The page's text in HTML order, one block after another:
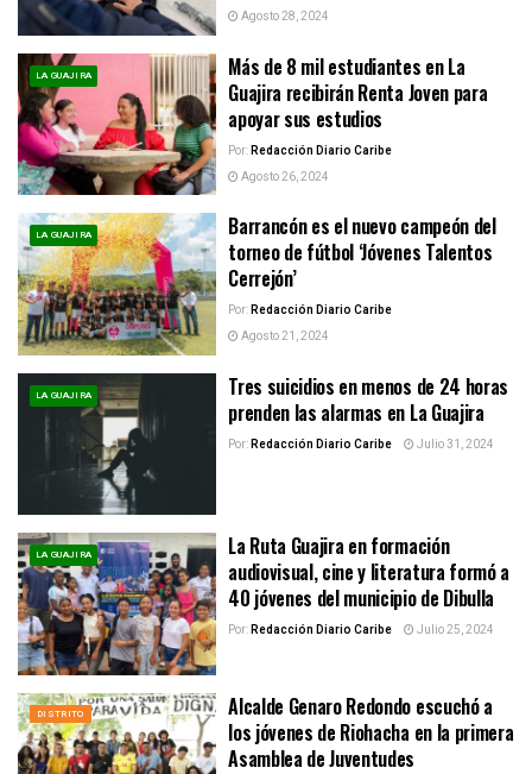
Agosto 28, 2024
LA GUAJIRA
Más de 8 mil estudiantes en La
Guajira recibirán Renta Joven para
apoyar sus estudios
Por:Redacción Diario Caribe
Agosto 26, 2024
LA GUAJIRA
Barrancón es el nuevo campeón del
torneo de fútbol ‘Jóvenes Talentos
Cerrejón’
Por:Redacción Diario Caribe
Agosto 21, 2024
LA GUAJIRA
Tres suicidios en menos de 24 horas
prenden las alarmas en La Guajira
Por:Redacción Diario Caribe Julio 31, 2024
LA GUAJIRA
La Ruta Guajira en formación
audiovisual, cine y literatura formó a
40 jóvenes del municipio de Dibulla
Por:Redacción Diario Caribe Julio 25, 2024
DISTRITO
Alcalde Genaro Redondo escuchó a
los jóvenes de Riohacha en la primera
Asamblea de Juventudes